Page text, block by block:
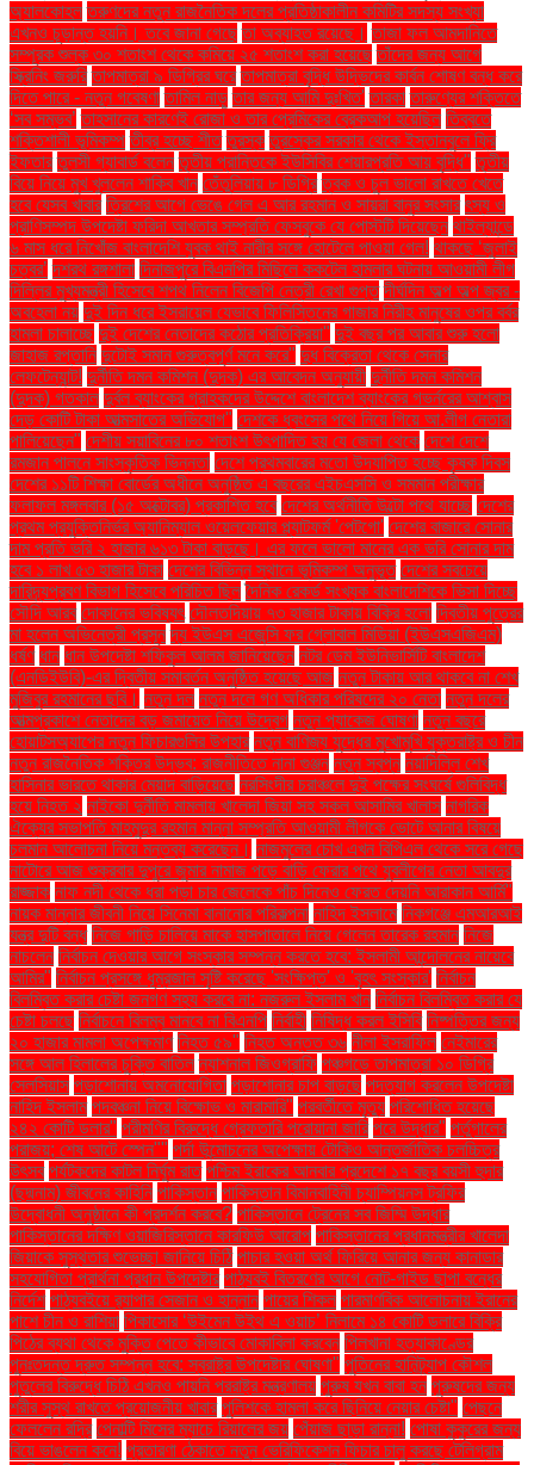
অ্যালকোহল তরুণদের নতুন রাজনৈতিক দলের প্রতিষ্ঠাকালীন কমিটির সদস্য সংখ্যা
এখনও চূড়ান্ত হয়নি। তবে জানা গেছে তা অব্যাহত রয়েছে। তাজা ফল আমদানিতে
সম্পূরক শুল্ক ৩০ শতাংশ থেকে কমিয়ে ২৫ শতাংশ করা হয়েছে তাঁদের জন্য আগে
স্ক্রিনিং জরুরি তাপমাত্রা ৯ ডিগ্রির ঘরে তাপমাত্রা বৃদ্ধি উদ্ভিদের কার্বন শোষণ বন্ধ করে
দিতে পারে - নতুন গবেষণা তামিল নাড়ু তার জন্য আমি দুঃখিত' তারকা তারুণ্যের শক্তিতে
‘সব সম্ভব’ তাহসানের কারণেই রোজা ও তার প্রেমিকের ব্রেকআপ হয়েছিল তিব্বতে
শক্তিশালী ভূমিকম্প তীব্র হচ্ছে শীত তুরস্ক তুরস্কের সরকার থেকে ইস্তানবুলে ফ্রি
ইফতার তুলসী গ্যাবার্ড বলেন তৃতীয় প্রান্তিকে ইউসিবির শেয়ারপ্রতি আয় বৃদ্ধি" তৃতীয়
বিয়ে নিয়ে মুখ খুললেন শাকিব খান তেঁতুলিয়ায় ৮ ডিগ্রি ত্বক ও চুল ভালো রাখতে খেতে
হবে যেসব খাবার ত্রিশের আগে ভেঙে গেল এ আর রহমান ও সায়রা বানুর সংসার ৎস্য ও
প্রাণিসম্পদ উপদেষ্টা ফরিদা আখতার সম্প্রতি ফেসবুকে যে পোস্টটি দিয়েছেন থাইল্যান্ডে
৬ মাস ধরে নিখোঁজ বাংলাদেশি যুবক থাই নারীর সঙ্গে হোটেলে পাওয়া গেল! থাকছে ‘জুলাই
চত্বর’ দশরথ রঙ্গশালা দিনাজপুরে বিএনপির মিছিলে ককটেল হামলার ঘটনায় আওয়ামী লীগ
দিল্লির মুখ্যমন্ত্রী হিসেবে শপথ নিলেন বিজেপি নেত্রী রেখা গুপ্ত দীর্ঘদিন অল্প অল্প জ্বর -
অবহেলা নয় দুই দিন ধরে ইসরায়েল যেভাবে ফিলিস্তিনের গাজার নিরীহ মানুষের ওপর বর্বর
হামলা চালাচ্ছে দুই দেশের নেতাদের কঠোর প্রতিক্রিয়া" দুই বছর পর আবার শুরু হলো
জাহাজ রপ্তানি দুটোই সমান গুরুত্বপূর্ণ মনে করে" দুধ বিক্রেতা থেকে সেনার
লেফটেন্যান্ট! দুর্নীতি দমন কমিশন (দুদক) এর আবেদন অনুযায়ী দুর্নীতি দমন কমিশন
(দুদক) গতকাল দুর্বল ব্যাংকের গ্রাহকদের উদ্দেশে বাংলাদেশ ব্যাংকের গভর্নরের আশ্বাস
দেড় কোটি টাকা আত্মসাতের অভিযোগ" দেশকে ধ্বংসের পথে নিয়ে গিয়ে আ.লীগ নেতারা
পালিয়েছেন" দেশীয় সয়াবিনের ৮০ শতাংশ উৎপাদিত হয় যে জেলা থেকে দেশে দেশে
রমজান পালনে সাংস্কৃতিক ভিন্নতা দেশে প্রথমবারের মতো উদযাপিত হচ্ছে কৃষক দিবস
দেশের ১১টি শিক্ষা বোর্ডের অধীনে অনুষ্ঠিত এ বছরের এইচএসসি ও সমমান পরীক্ষার
ফলাফল মঙ্গলবার (১৫ অক্টোবর) প্রকাশিত হবে দেশের অর্থনীতি উল্টো পথে যাচ্ছে দেশের
প্রথম প্রযুক্তিনির্ভর অ্যানিম্যাল ওয়েলফেয়ার প্ল্যাটফর্ম 'পেটগো' দেশের বাজারে সোনার
দাম প্রতি ভরি ২ হাজার ৬১৩ টাকা বাড়ছে। এর ফলে ভালো মানের এক ভরি সোনার দাম
হবে ১ লাখ ৫৩ হাজার টাকা দেশের বিভিন্ন স্থানে ভূমিকম্প অনুভূত দেশের সবচেয়ে
দারিদ্র্যপ্রবণ বিভাগ হিসেবে পরিচিত ছিল দৈনিক রেকর্ড সংখ্যক বাংলাদেশিকে ভিসা দিচ্ছে
সৌদি আরব দোকানের ভবিষ্যৎ দৌলতদিয়ায় ৭৩ হাজার টাকায় বিক্রি হলো দ্বিতীয় পুত্রের
মা হলেন অভিনেত্রী প্রসূন দ্য ইউএস এজেন্সি ফর গ্লোবাল মিডিয়া (ইউএসএজিএম)
ধর্ষণ ধান ধান উপদেষ্টা শফিকুল আলম জানিয়েছেন নটর ডেম ইউনিভার্সিটি বাংলাদেশ
(এনডিইউবি)-এর দ্বিতীয় সমাবর্তন অনুষ্ঠিত হয়েছে আজ নতুন টাকায় আর থাকবে না শেখ
মুজিবুর রহমানের ছবি। নতুন দল নতুন দলে গণ অধিকার পরিষদের ২০ নেতা নতুন দলের
আত্মপ্রকাশে নেতাদের বড় জমায়েত নিয়ে উদ্বেগ নতুন প্যাকেজ ঘোষণা নতুন বছরে
হোয়াটসঅ্যাপের নতুন ফিচারগুলির উপহার নতুন বাণিজ্য যুদ্ধের মুখোমুখি যুক্তরাষ্ট্র ও চীন
নতুন রাজনৈতিক শক্তির উদ্ভব: রাজনীতিতে নানা গুঞ্জন নতুন স্বপ্ন নয়াদিল্লি শেখ
হাসিনার ভারতে থাকার মেয়াদ বাড়িয়েছে নরসিংদীর চরাঞ্চলে দুই পক্ষের সংঘর্ষে গুলিবিদ্ধ
হয়ে নিহত ২ নাইকো দুর্নীতি মামলায় খালেদা জিয়া সহ সকল আসামির খালাস নাগরিক
ঐক্যের সভাপতি মাহমুদুর রহমান মান্না সম্প্রতি আওয়ামী লীগকে ভোটে আনার বিষয়ে
চলমান আলোচনা নিয়ে মন্তব্য করেছেন। নাজমুলের চোখ এখন বিপিএল থেকে সরে গেছে
নাটোরে আজ শুক্রবার দুপুরে জুমার নামাজ পড়ে বাড়ি ফেরার পথে যুবলীগের নেতা আবদুর
রাজ্জাক নাফ নদী থেকে ধরা পড়া চার জেলেকে পাঁচ দিনেও ফেরত দেয়নি আরাকান আর্মি"
নায়ক মান্নার জীবনী নিয়ে সিনেমা বানানোর পরিকল্পনা নাহিদ ইসলামে নিকগঞ্জে এমআরআই
যন্ত্র দুটি বন্ধ নিজে গাড়ি চালিয়ে মাকে হাসপাতালে নিয়ে গেলেন তারেক রহমান নিজে
নাচলেন নির্বাচন দেওয়ার আগে সংস্কার সম্পন্ন করতে হবে: ইসলামী আন্দোলনের নায়েবে
আমির" নির্বাচন প্রসঙ্গে ধূম্রজাল সৃষ্টি করেছে 'সংক্ষিপ্ত' ও 'বৃহৎ সংস্কার' নির্বাচন
বিলম্বিত করার চেষ্টা জনগণ সহ্য করবে না: নজরুল ইসলাম খান নির্বাচন বিলম্বিত করার যে
চেষ্টা চলছে নির্বাচনে বিলম্ব মানবে না বিএনপি নির্বাহী নিষিদ্ধ করল ইসিবি নিষ্পত্তির জন্য
২০ হাজার মামলা অপেক্ষমাণ নিহত ৫৯" নিহত অন্তত ৩৬ নীলা ইসরাফিল নেইমারের
সঙ্গে আল হিলালের চুক্তি বাতিল ন্যাশনাল জিওগ্রাফি পঞ্চগড়ে তাপমাত্রা ১০ ডিগ্রি
সেলসিয়াস পড়াশোনায় অমনোযোগিতা পড়াশোনার চাপ বাড়ছে পদত্যাগ করলেন উপদেষ্টা
নাহিদ ইসলাম পদবঞ্চনা নিয়ে বিক্ষোভ ও মারামারি" পরবর্তীতে মৃত্যু পরিশোধিত হয়েছে
২৪২ কোটি ডলার" পরীমণির বিরুদ্ধে গ্রেফতারি পরোয়ানা জারি পরে উদ্ধার" পর্তুগালের
পরাজয়; শেষ আটে স্পেন"" পর্দা উন্মোচনের অপেক্ষায় টোকিও আন্তর্জাতিক চলচ্চিত্র
উৎসব পর্যটকদের কাটল নির্ঘুম রাত পশ্চিম ইরাকের আনবার প্রদেশে ১৭ বছর বয়সী হুদার
(ছদ্মনাম) জীবনের কাহিনি পাকিস্তান পাকিস্তান বিমানবাহিনী চ্যাম্পিয়নস ট্রফির
উদ্বোধনী অনুষ্ঠানে কী প্রদর্শন করবে? পাকিস্তানে ট্রেনের সব জিম্মি উদ্ধার
পাকিস্তানের দক্ষিণ ওয়াজিরিস্তানে কারফিউ আরোপ পাকিস্তানের প্রধানমন্ত্রীর খালেদা
জিয়াকে সুস্থতার শুভেচ্ছা জানিয়ে চিঠি পাচার হওয়া অর্থ ফিরিয়ে আনার জন্য কানাডার
সহযোগিতা প্রার্থনা প্রধান উপদেষ্টার পাঠ্যবই বিতরণের আগে নোট-গাইড ছাপা বন্ধের
নির্দেশ পাঠ্যবইয়ে র‍্যাপার সেজান ও হান্নান পায়ের শিকল পারমাণবিক আলোচনায় ইরানের
পাশে চীন ও রাশিয়া পিকাসোর ‘উইমেন উইথ এ ওয়াচ’ নিলামে ১৪ কোটি ডলারে বিক্রি
পিঠের ব্যথা থেকে মুক্তি পেতে কীভাবে মোকাবিলা করবেন পিলখানা হত্যাকাণ্ডের
পুনঃতদন্ত দ্রুত সম্পন্ন হবে: স্বরাষ্ট্র উপদেষ্টার ঘোষণা" পুতিনের হানিট্র্যাপ কৌশল
পুতুলের বিরুদ্ধে চিঠি এখনও পায়নি পররাষ্ট্র মন্ত্রণালয় পুরুষ যখন বাবা হন পুরুষদের জন্য
শরীর সুস্থ রাখতে প্রয়োজনীয় খাবার পুলিশকে হামলা করে ছিনিয়ে নেয়ার চেষ্টা" পেছনে
ফেললেন রদ্রি পেনাল্টি মিসের ম্যাচে রিয়ালের জয় পেঁয়াজ ছাড়া রান্না! পোষা কুকুরের জন্য
বিয়ে ভাঙলেন কনে! প্রতারণা ঠেকাতে নতুন ভেরিফিকেশন ফিচার চালু করছে টেলিগ্রাম